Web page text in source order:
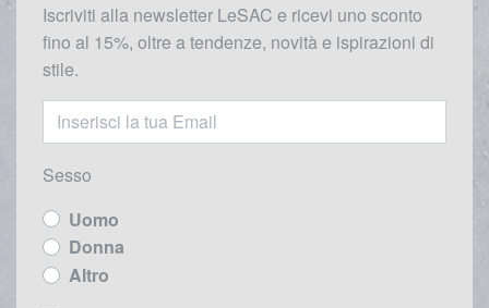
Iscriviti alla newsletter LeSAC e ricevi uno sconto
fino al 15%, oltre a tendenze, novità e ispirazioni di
stile.
Sesso
Uomo
Donna
Altro